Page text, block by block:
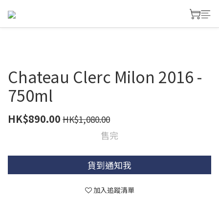
Chateau Clerc Milon 2016 -
750ml
HK$890.00 HK$1,080.00
售完
貨到通知我
加入追蹤清單